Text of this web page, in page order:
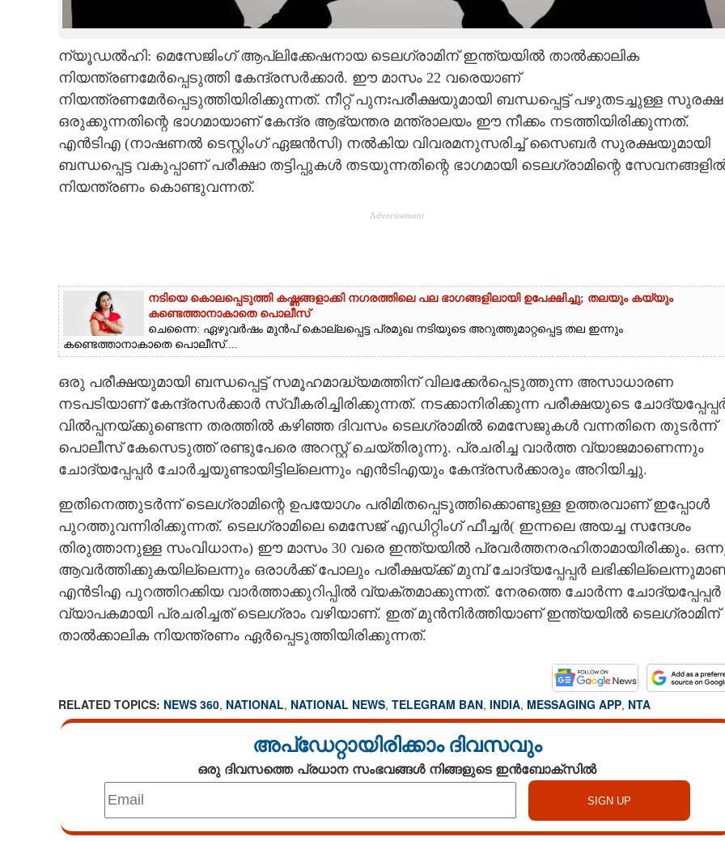
LITERATURE
CONTACT US
ന്യൂഡൽഹി: മെസേജിംഗ് ആപ്ലിക്കേഷനായ ടെലഗ്രാമിന് ഇന്ത്യയിൽ താൽക്കാലിക
നിയന്ത്രണമേർപ്പെടുത്തി കേന്ദ്രസർക്കാർ. ഈ മാസം 22 വരെയാണ്
നിയന്ത്രണമേർപ്പെടുത്തിയിരിക്കുന്നത്. നീറ്റ് പുനഃപരീക്ഷയുമായി ബന്ധപ്പെട്ട് പഴുതടച്ചുള്ള സുരക്ഷ
ഒരുക്കുന്നതിന്റെ ഭാഗമായാണ് കേന്ദ്ര ആഭ്യന്തര മന്ത്രാലയം ഈ നീക്കം നടത്തിയിരിക്കുന്നത്.
എൻടിഎ (നാഷണൽ ടെസ്റ്റിംഗ് ഏജൻസി)​ നൽകിയ വിവരമനുസരിച്ച് സൈബർ സുരക്ഷയുമായി
ബന്ധപ്പെട്ട വകുപ്പാണ് പരീക്ഷാ തട്ടിപ്പുകൾ തടയുന്നതിന്റെ ഭാഗമായി ടെലഗ്രാമിന്റെ
നിയന്ത്രണം കൊണ്ടുവന്നത്.
Advertisement
നടിയെ കൊലപ്പെടുത്തി കഷ്ണങ്ങളാക്കി നഗരത്തിലെ പല ഭാഗങ്ങളിലായി ഉപേക്ഷിച്ചു; തലയും കയ്യും
കണ്ടെത്താനാകാതെ പൊലീസ്
ചെന്നൈ: ഏഴുവർഷം മുൻപ് കൊല്ലപ്പെട്ട പ്രമുഖ നടിയുടെ അറുത്തുമാറ്റപ്പെട്ട തല ഇന്നും
കണ്ടെത്താനാകാതെ പൊലീസ്....
ഒരു പരീക്ഷയുമായി ബന്ധപ്പെട്ട് സമൂഹമാദ്ധ്യമത്തിന് വിലക്കേർപ്പെടുത്തുന്ന അസാധാരണ
നടപടിയാണ് കേന്ദ്രസ‌ർക്കാർ സ്വീകരിച്ചിരിക്കുന്നത്. നടക്കാനിരിക്കുന്ന പരീക്ഷയുടെ
വിൽപ്പനയ്ക്കുണ്ടെന്ന തരത്തിൽ കഴിഞ്ഞ ദിവസം ടെലഗ്രാമിൽ മെസേജുകൾ വന്നതിനെ തുടർന്ന്
പൊലീസ് കേസെടുത്ത് രണ്ടുപേരെ അറസ്റ്റ് ചെയ്തിരുന്നു. പ്രചരിച്ച വാ‌ർത്ത വ്യാജമാണെന്നും
ചോദ്യപ്പേപ്പർ ചോർച്ചയുണ്ടായിട്ടില്ലെന്നും എൻടിഎയും കേന്ദ്രസർക്കാരും അറിയിച്ചു.
ഇതിനെത്തുടർന്ന് ടെലഗ്രാമിന്റെ ഉപയോഗം പരിമിതപ്പെടുത്തിക്കൊണ്ടുള്ള ഉത്തരവാണ് ഇപ്പോൾ
പുറത്തുവന്നിരിക്കുന്നത്. ടെലഗ്രാമിലെ മെസേജ് എഡിറ്റിംഗ് ഫീച്ച‍ർ( ഇന്നലെ അയച്ച സന്ദേശം
തിരുത്താനുള്ള സംവിധാനം)​ ഈ മാസം 30 വരെ ഇന്ത്യയിൽ പ്രവർത്തനരഹിതാമായിരിക്കും.
ആവർത്തിക്കുകയില്ലെന്നും ഒരാൾക്ക് പോലും പരീക്ഷയ്ക്ക് മുമ്പ് ചോദ്യപ്പേപ്പർ
എൻടിഎ പുറത്തിറക്കിയ വാർത്താക്കുറിപ്പിൽ വ്യക്തമാക്കുന്നത്. നേരത്തെ ചോർന്ന ചോദ്യപ്പേപ്പർ
വ്യാപകമായി പ്രചരിച്ചത് ടെലഗ്രാം വഴിയാണ്. ഇത് മുൻനിർത്തിയാണ് ഇന്ത്യയിൽ ടെലഗ്രാമിന്
താൽക്കാലിക നിയന്ത്രണം ഏർപ്പെടുത്തിയിരിക്കുന്നത്.
RELATED TOPICS: NEWS 360, NATIONAL, NATIONAL NEWS, TELEGRAM BAN, INDIA, MESSAGING APP, NTA
അപ്ഡേറ്റായിരിക്കാം ദിവസവും
ഒരു ദിവസത്തെ പ്രധാന സംഭവങ്ങൾ നിങ്ങളുടെ ഇൻബോക്സിൽ